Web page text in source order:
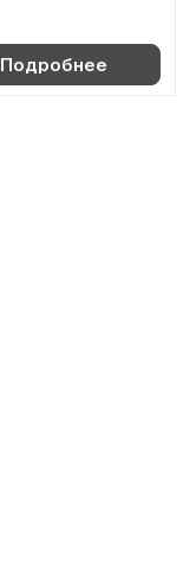
Подробнее